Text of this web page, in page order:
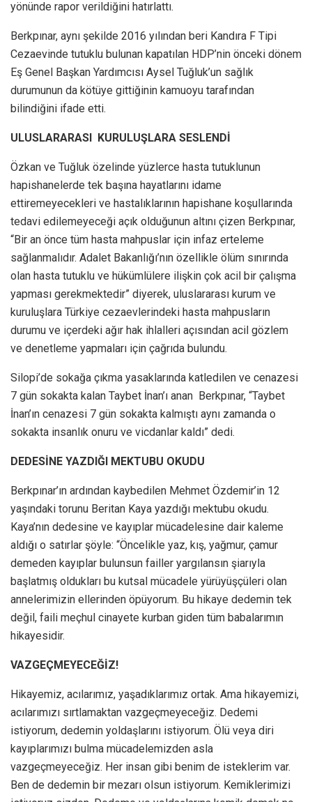
yönünde rapor verildiğini hatırlattı.
Berkpınar, aynı şekilde 2016 yılından beri Kandıra F Tipi
Cezaevinde tutuklu bulunan kapatılan HDP’nin önceki dönem
Eş Genel Başkan Yardımcısı Aysel Tuğluk’un sağlık
durumunun da kötüye gittiğinin kamuoyu tarafından
bilindiğini ifade etti.
ULUSLARARASI KURULUŞLARA SESLENDİ
Özkan ve Tuğluk özelinde yüzlerce hasta tutuklunun
hapishanelerde tek başına hayatlarını idame
ettiremeyecekleri ve hastalıklarının hapishane koşullarında
tedavi edilemeyeceği açık olduğunun altını çizen Berkpınar,
“Bir an önce tüm hasta mahpuslar için infaz erteleme
sağlanmalıdır. Adalet Bakanlığı’nın özellikle ölüm sınırında
olan hasta tutuklu ve hükümlülere ilişkin çok acil bir çalışma
yapması gerekmektedir” diyerek, uluslararası kurum ve
kuruluşlara Türkiye cezaevlerindeki hasta mahpusların
durumu ve içerdeki ağır hak ihlalleri açısından acil gözlem
ve denetleme yapmaları için çağrıda bulundu.
Silopi’de sokağa çıkma yasaklarında katledilen ve cenazesi
7 gün sokakta kalan Taybet İnan’ı anan Berkpınar, “Taybet
İnan’ın cenazesi 7 gün sokakta kalmıştı aynı zamanda o
sokakta insanlık onuru ve vicdanlar kaldı” dedi.
DEDESİNE YAZDIĞI MEKTUBU OKUDU
Berkpınar’ın ardından kaybedilen Mehmet Özdemir’in 12
yaşındaki torunu Beritan Kaya yazdığı mektubu okudu.
Kaya’nın dedesine ve kayıplar mücadelesine dair kaleme
aldığı o satırlar şöyle: “Öncelikle yaz, kış, yağmur, çamur
demeden kayıplar bulunsun failler yargılansın şiarıyla
başlatmış oldukları bu kutsal mücadele yürüyüşçüleri olan
annelerimizin ellerinden öpüyorum. Bu hikaye dedemin tek
değil, faili meçhul cinayete kurban giden tüm babalarımın
hikayesidir.
VAZGEÇMEYECEĞİZ!
Hikayemiz, acılarımız, yaşadıklarımız ortak. Ama hikayemizi,
acılarımızı sırtlamaktan vazgeçmeyeceğiz. Dedemi
istiyorum, dedemin yoldaşlarını istiyorum. Ölü veya diri
kayıplarımızı bulma mücadelemizden asla
vazgeçmeyeceğiz. Her insan gibi benim de isteklerim var.
Ben de dedemin bir mezarı olsun istiyorum. Kemiklerimizi